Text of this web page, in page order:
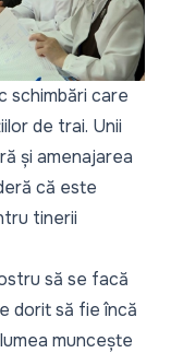
schimbări care
de trai. Unii
și amenajarea
că este
tinerii
să se facă
dorit să fie încă
muncește